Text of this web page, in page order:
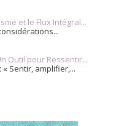
et le Flux Intégral...
Outil pour Ressentir...
Sentir, amplifier,...